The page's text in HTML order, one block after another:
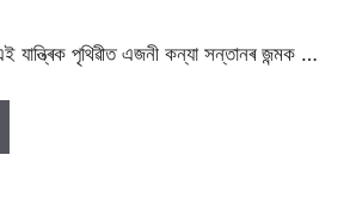
পৃথিৱীত এজনী কন্যা সন্তানৰ জন্মক …